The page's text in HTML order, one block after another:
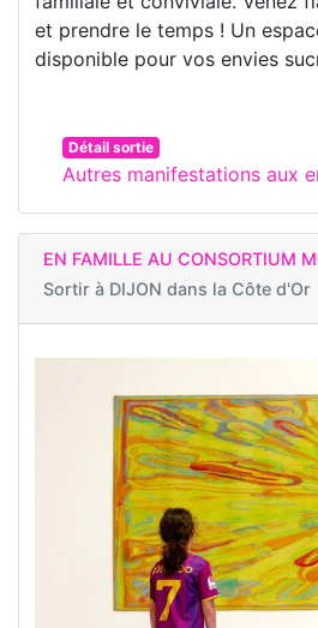
et prendre le temps ! Un
disponible pour vos envies
Détail sortie
Autres manifestations aux
EN FAMILLE AU CONSORTIUM
Sortir à DIJON dans la Côte d'Or